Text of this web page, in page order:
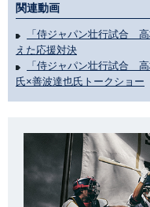
関連動画
「侍ジャパン壮行試合
えた応援対決
「侍ジャパン壮行試合
氏×善波達也氏トークショー